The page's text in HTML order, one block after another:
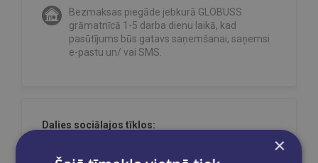
Bezmaksas piegāde jebkurā GLOBUSS
grāmatnīcā 1-5 darba dienu laikā, kad
pasūtījums būs gatavs saņemšanai, saņemsi
e-pastu un/ vai SMS.
Dalies sociālajos tīklos:
×